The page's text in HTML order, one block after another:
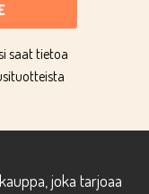
saat tietoa
joka tarjoaa